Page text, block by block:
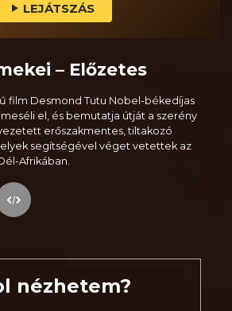
LEJÁTSZÁS
– Előzetes
film Desmond Tutu Nobel-békedíjas
el, és bemutatja útját a szerény
erőszakmentes, tiltakozó
segítségével véget vetettek az
Afrikában.
nézhetem?